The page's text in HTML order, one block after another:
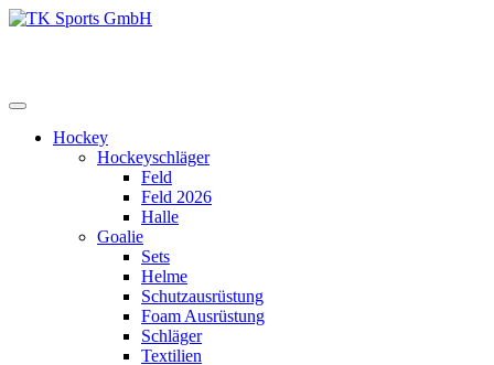
Zum
Hockey
Hockeyschläger
Feld
Feld 2026
Halle
Goalie
Sets
Helme
Schutzausrüstung
Foam Ausrüstung
Schläger
Textilien